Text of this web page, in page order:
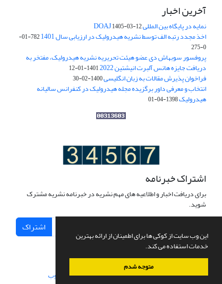
این وب سایت از کوکی ها برای اطمینان از ارائه بهترین
خدمات استفاده می کند.
متوجه شدم
آخرین اخبار
نمایه در پایگاه بین المللی DOAJ1405-03-12
اخذ مجدد رتبه الف توسط نشریه هیدرولیک در ارزیابی سال 1401
782-01-
0-275
پروفسور سوبهاش دی عضو هیئت تحریریه نشریه هیدرولیک، مفتخر به
دریافت جایزه هانس آلبرت انیشتین 2022 1401-01-12
فراخوان پذیرش مقالات به زبان انگلیسی1400-02-30
انتخاب و معرفی داور برگزیده مجله هیدرولیک در کنفرانس سالیانه
هیدرولیک1398-04-01
اشتراک خبرنامه
برای دریافت اخبار و اطلاعیه های مهم نشریه در خبرنامه نشریه مشترک
شوید.
اشتراک
سامانه مدیریت نشریات علمی.طراحی و پیاده سازی از سیناوب